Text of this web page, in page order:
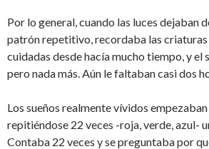
Por lo general, cuando las luces dejaban
patrón repetitivo, recordaba las criaturas
cuidadas desde hacía mucho tiempo, y el
pero nada más. Aún le faltaban casi dos
Los sueños realmente vívidos
repitiéndose 22 veces -roja, verde, azul-
Contaba 22 veces y se preguntaba por